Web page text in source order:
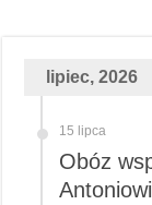
lipiec, 2026
15 lipca
Obóz